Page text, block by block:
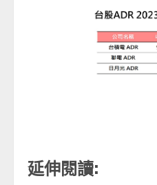
延伸閱讀: